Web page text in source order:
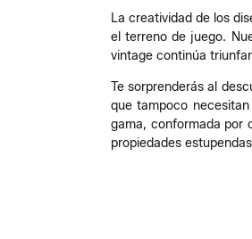
La creatividad de los
el terreno de juego.
vintage continúa
Te sorprenderás al
que tampoco
gama, conformada por
propiedades